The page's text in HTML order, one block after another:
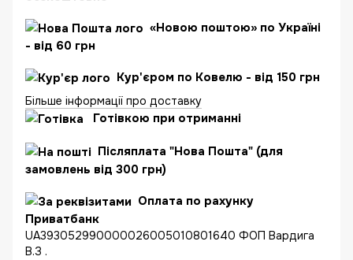
«Новою поштою» по Україні
- від 60 грн
Кур'єром по Ковелю - від 150 грн
Більше інформації про доставку
Готівкою при отриманні
Післяплата "Нова Пошта" (для
замовлень від 300 грн)
Оплата по рахунку
Приватбанк
UA393052990000026005010801640 ФОП Вардига
В.З .